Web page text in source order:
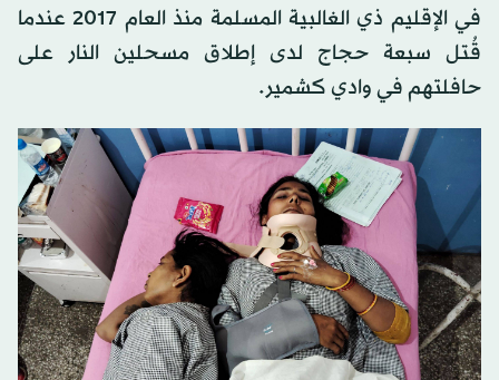
في الإقليم ذي الغالبية المسلمة منذ العام 2017 عندما
قُتل سبعة حجاج لدى إطلاق مسحلين النار على
حافلتهم في وادي كشمير.